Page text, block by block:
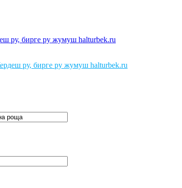
ру, бирге ру жумуш halturbek.ru